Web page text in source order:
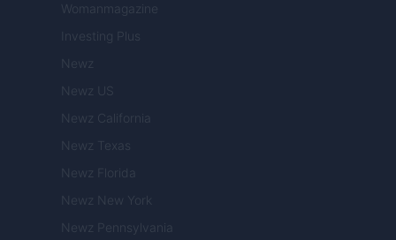
Womanmagazine
Investing Plus
Newz
Newz US
Newz California
Newz Texas
Newz Florida
Newz New York
Newz Pennsylvania